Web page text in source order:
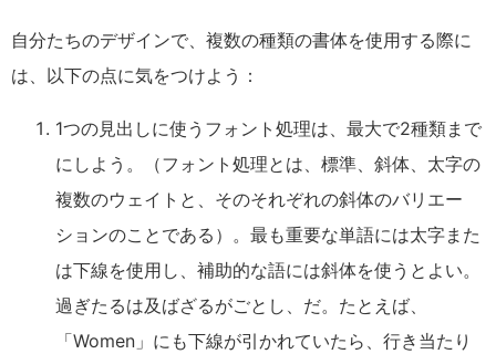
自分たちのデザインで、複数の種類の書体を使用する際に
は、以下の点に気をつけよう：
1つの見出しに使うフォント処理は、最大で2種類まで
にしよう。（フォント処理とは、標準、斜体、太字の
複数のウェイトと、そのそれぞれの斜体のバリエー
ションのことである）。最も重要な単語には太字また
は下線を使用し、補助的な語には斜体を使うとよい。
過ぎたるは及ばざるがごとし、だ。たとえば、
「Women」にも下線が引かれていたら、行き当たり